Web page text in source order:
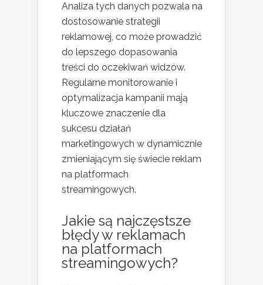
Analiza tych danych pozwala na
dostosowanie strategii
reklamowej, co może prowadzić
do lepszego dopasowania
treści do oczekiwań widzów.
Regularne monitorowanie i
optymalizacja kampanii mają
kluczowe znaczenie dla
sukcesu działań
marketingowych w dynamicznie
zmieniającym się świecie reklam
na platformach
streamingowych.
Jakie są najczęstsze
błędy w reklamach
na platformach
streamingowych?